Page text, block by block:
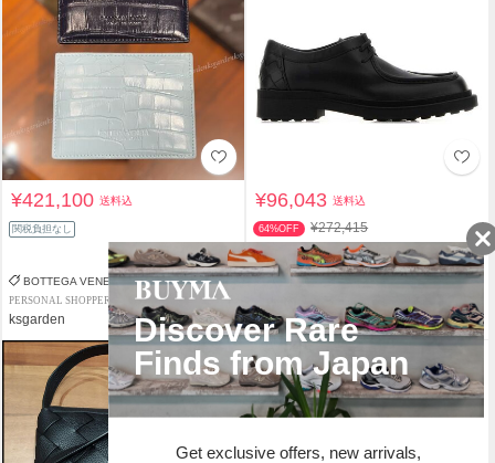
¥421,100送料込
関税負担なし
BOTTEGA VENETA
PERSONAL SHOPPER
ksgarden
¥96,043送料込
64%OFF ¥272,415
返品補償
BOTTEGA VENETA
PREMIUM PERSONAL SHOPPER
Ciao Italia